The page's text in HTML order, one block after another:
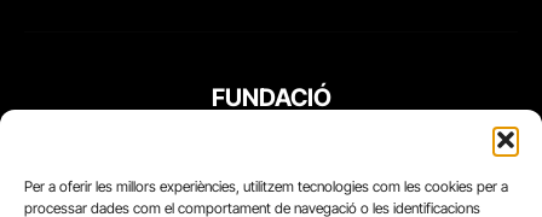
Per a oferir les millors experiències, utilitzem tecnologies com les cookies per a
processar dades com el comportament de navegació o les identificacions
FUNDACIÓ